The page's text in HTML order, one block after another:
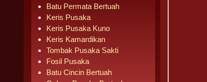
Batu Permata Bertuah
Keris Pusaka
Keris Pusaka Kuno
Keris Kamardikan
Tombak Pusaka Sakti
Fosil Pusaka
Batu Cincin Bertuah